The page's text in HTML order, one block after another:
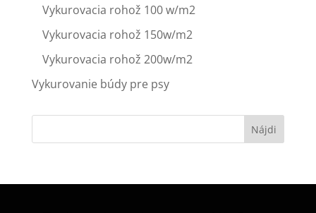
Vykurovacia rohož 100 w/m2
Vykurovacia rohož 150w/m2
Vykurovacia rohož 200w/m2
Vykurovanie búdy pre psy